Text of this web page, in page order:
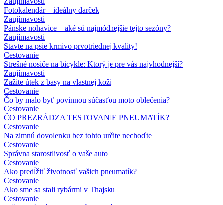
Fotokalendár – ideálny darček
Zaujímavosti
Pánske nohavice – aké sú najmódnejšie tejto sezóny?
Zaujímavosti
Stavte na psie krmivo prvotriednej kvality!
Cestovanie
Strešné nosiče na bicykle: Ktorý je pre vás najvhodnejší?
Zaujímavosti
Zažite útek z basy na vlastnej koži
Cestovanie
Čo by malo byť povinnou súčasťou moto oblečenia?
Cestovanie
ČO PREZRÁDZA TESTOVANIE PNEUMATÍK?
Cestovanie
Na zimnú dovolenku bez tohto určite nechoďte
Cestovanie
Správna starostlivosť o vaše auto
Cestovanie
Ako predĺžiť životnosť vašich pneumatík?
Cestovanie
Ako sme sa stali rybármi v Thajsku
Cestovanie